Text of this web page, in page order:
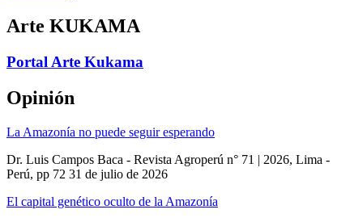
Arte KUKAMA
Portal Arte Kukama
Opinión
La Amazonía no puede seguir esperando
Dr. Luis Campos Baca - Revista Agroperú n° 71 | 2026, Lima -
Perú, pp 72 31 de julio de 2026
El capital genético oculto de la Amazonía